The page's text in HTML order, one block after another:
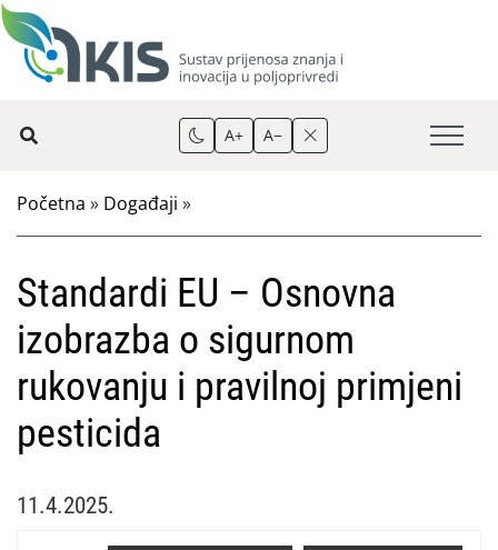
A+ A−
Početna » Događaji »
Standardi EU – Osnovna
izobrazba o sigurnom
rukovanju i pravilnoj primjeni
pesticida
11.4.2025.